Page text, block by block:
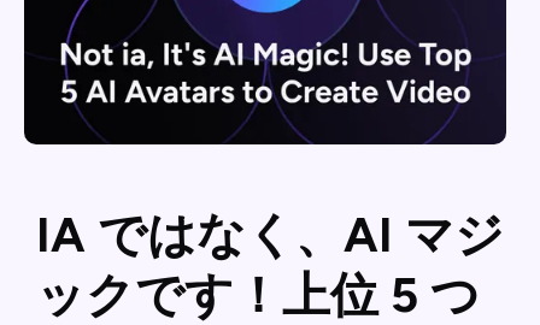
IA ではなく、AI マジ
ックです！上位 5 つ